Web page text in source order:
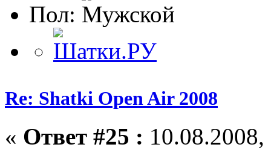
Пол:
Re: Shatki Open Air 2008
« Ответ #25 :